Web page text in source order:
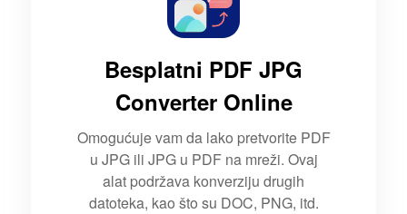
Besplatni PDF JPG
Converter Online
Omogućuje vam da lako pretvorite PDF
u JPG ili JPG u PDF na mreži. Ovaj
alat podržava konverziju drugih
datoteka, kao što su DOC, PNG, itd.